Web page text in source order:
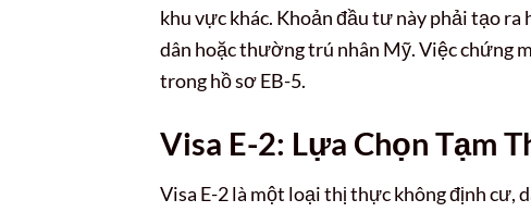
khu vực khác. Khoản đầu tư này phải tạo
dân hoặc thường trú nhân Mỹ. Việc chứng
trong hồ sơ EB-5.
Visa E-2: Lựa Chọn Tạm
Visa E-2 là một loại thị thực không định cư,